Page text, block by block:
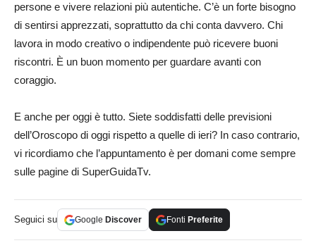
persone e vivere relazioni più autentiche. C’è un forte bisogno
di sentirsi apprezzati, soprattutto da chi conta davvero. Chi
lavora in modo creativo o indipendente può ricevere buoni
riscontri. È un buon momento per guardare avanti con
coraggio.
E anche per oggi è tutto. Siete soddisfatti delle previsioni
dell’Oroscopo di oggi rispetto a quelle di ieri? In caso contrario,
vi ricordiamo che l’appuntamento è per domani come sempre
sulle pagine di SuperGuidaTv.
Seguici su Google Discover Fonti Preferite